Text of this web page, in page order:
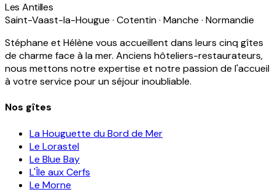
Les Antilles
Saint-Vaast-la-Hougue · Cotentin · Manche · Normandie
Stéphane et Hélène vous accueillent dans leurs cinq gîtes
de charme face à la mer. Anciens hôteliers-restaurateurs,
nous mettons notre expertise et notre passion de l'accueil
à votre service pour un séjour inoubliable.
Nos gîtes
La Houguette du Bord de Mer
Le Lorastel
Le Blue Bay
L'Île aux Cerfs
Le Morne